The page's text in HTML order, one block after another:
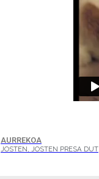
AURREKOA
JOSTEN, JOSTEN PRESA DUT